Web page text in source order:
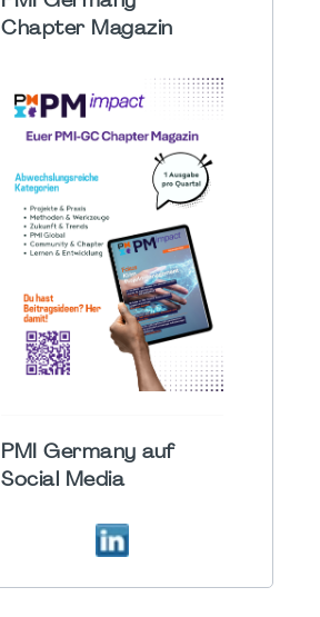
Chapter Magazin
PMI Germany auf
Social Media